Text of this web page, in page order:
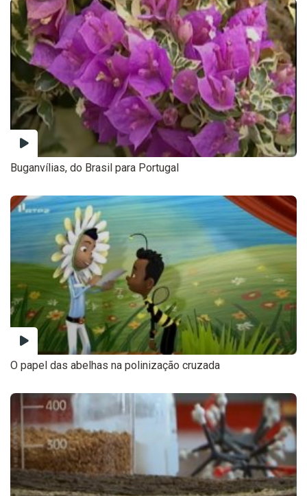
Buganvílias, do Brasil para Portugal
O papel das abelhas na polinização cruzada